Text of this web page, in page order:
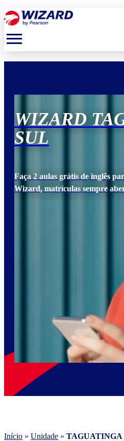
menu
WIZARD
SUL
Faça 2 aulas grátis de inglês
Wizard, matrículas sempre
Início » Unidade » TAGUATINGA